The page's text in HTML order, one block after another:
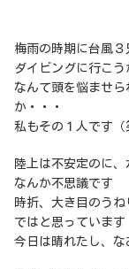
梅雨の時期に台風
ダイビングに行こ
なんて頭を悩ませ
か・・・
私もその１人です（
陸上は不安定のに、
なんか不思議です
時折、大き目のう
ではと思っています
今日は晴れたし、な